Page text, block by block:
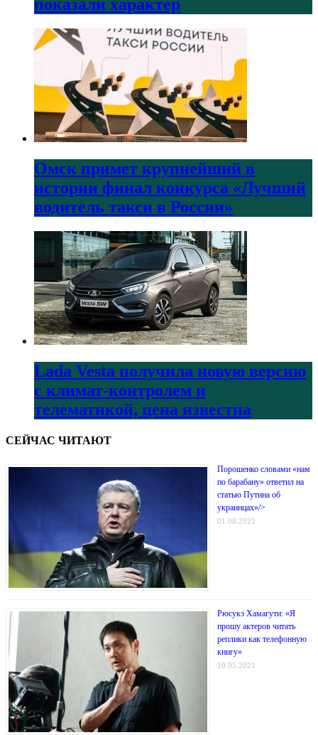
показали характер
Омск примет крупнейший в
истории финал конкурса «Лучший
водитель такси в России»
Lada Vesta получила новую версию
с климат-контролем и
телематикой, цена известна
СЕЙЧАС ЧИТАЮТ
Порошенко словами «нам
по барабану» ответил на
статью Путина об
украинцах»/>
01.08.2021
Рюсукэ Хамагути: «Я
прошу актеров читать
реплики как телефонную
книгу»
10.05.2021